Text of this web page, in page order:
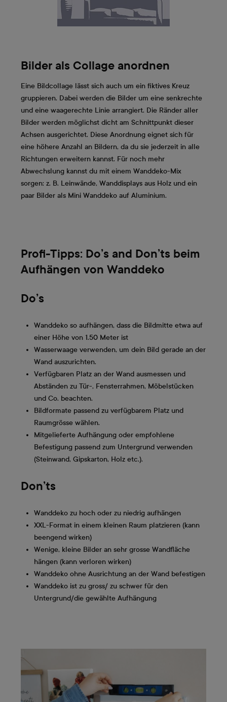
Bilder als Collage anordnen
Eine Bildcollage lässt sich auch um ein fiktives Kreuz
gruppieren. Dabei werden die Bilder um eine senkrechte
und eine waagerechte Linie arrangiert. Die Ränder aller
Bilder werden möglichst dicht am Schnittpunkt dieser
Achsen ausgerichtet. Diese Anordnung eignet sich für
eine höhere Anzahl an Bildern, da du sie jederzeit in alle
Richtungen erweitern kannst. Für noch mehr
Abwechslung kannst du mit einem Wanddeko-Mix
sorgen: z. B. Leinwände, Wanddisplays aus Holz und ein
paar Bilder als Mini Wanddeko auf Aluminium.
Profi-Tipps: Do’s and Don’ts beim
Aufhängen von Wanddeko
Do’s
Wanddeko so aufhängen, dass die Bildmitte etwa auf
einer Höhe von 1.50 Meter ist
Wasserwaage verwenden, um dein Bild gerade an der
Wand auszurichten.
Verfügbaren Platz an der Wand ausmessen und
Abständen zu Tür-, Fensterrahmen, Möbelstücken
und Co. beachten.
Bildformate passend zu verfügbarem Platz und
Raumgrösse wählen.
Mitgelieferte Aufhängung oder empfohlene
Befestigung passend zum Untergrund verwenden
(Steinwand, Gipskarton, Holz etc.).
Don’ts
Wanddeko zu hoch oder zu niedrig aufhängen
XXL-Format in einem kleinen Raum platzieren (kann
beengend wirken)
Wenige, kleine Bilder an sehr grosse Wandfläche
hängen (kann verloren wirken)
Wanddeko ohne Ausrichtung an der Wand befestigen
Wanddeko ist zu gross/ zu schwer für den
Untergrund/die gewählte Aufhängung